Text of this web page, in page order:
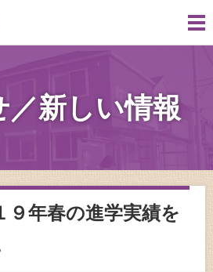
／新しい情報
年春の進学実績を